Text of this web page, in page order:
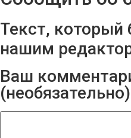
Текст, который
нашим
Ваш